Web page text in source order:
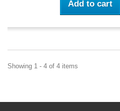
Add to cart
Showing 1 - 4 of 4 items